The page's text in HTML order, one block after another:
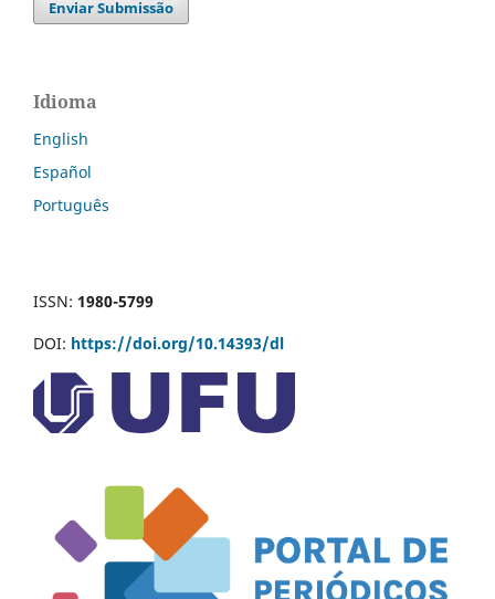
Enviar Submissão
Idioma
English
Español
Português
ISSN: 1980-5799
DOI: https://doi.org/10.14393/dl